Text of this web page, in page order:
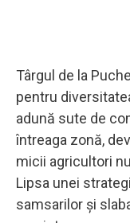
Târgul de la
pentru
adună sute de
întreaga zonă,
micii agricultori
Lipsa unei
samsarilor și